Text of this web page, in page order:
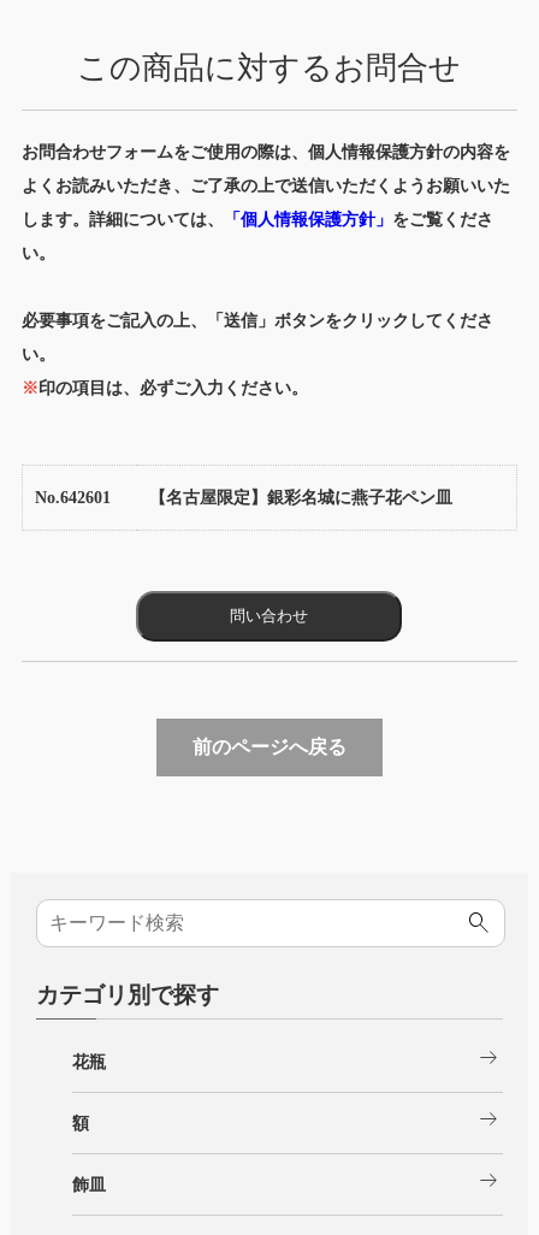
この商品に対するお問合せ
お問合わせフォームをご使用の際は、個人情報保護方針の内容を
よくお読みいただき、ご了承の上で送信いただくようお願いいた
します。詳細については、
「個人情報保護方針」 をご覧くださ
い。
必要事項をご記入の上、「送信」ボタンをクリックしてくださ
い。
※印の項目は、必ずご入力ください。
No.642601 【名古屋限定】銀彩名城に燕子花ペン皿
前のページへ戻る
カテゴリ別で探す
花瓶 arrow_right_alt
額 arrow_right_alt
飾皿 arrow_right_alt